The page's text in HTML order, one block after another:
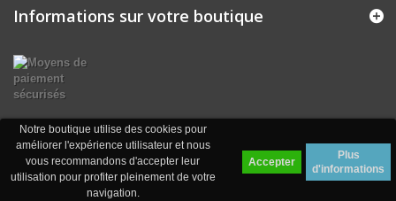
Notre boutique utilise des cookies pour
améliorer l'expérience utilisateur et nous
vous recommandons d'accepter leur
utilisation pour profiter pleinement de votre
navigation.
Accepter
Plus
d'informations
Informations sur votre boutique